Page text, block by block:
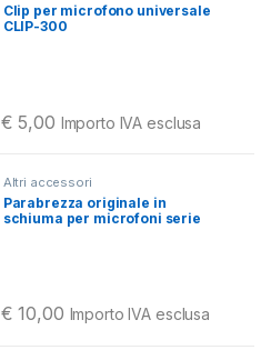
Clip per microfono universale
CLIP-300
€ 5,00 Importo IVA esclusa
Altri accessori
Parabrezza originale in
schiuma per microfoni serie
€ 10,00 Importo IVA esclusa
Questo prodotto ha più varianti. Le